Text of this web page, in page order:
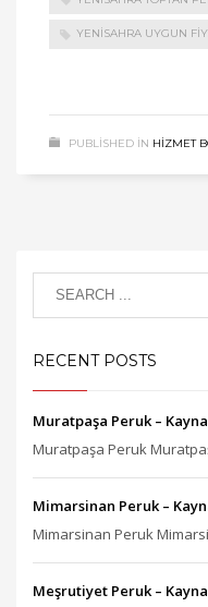
YENISAHRA UYGUN
PUBLISHED IN HIZMET
RECENT POSTS
Muratpaşa Peruk –
Muratpaşa Peruk
Mimarsinan Peruk –
Mimarsinan Peruk
Meşrutiyet Peruk –